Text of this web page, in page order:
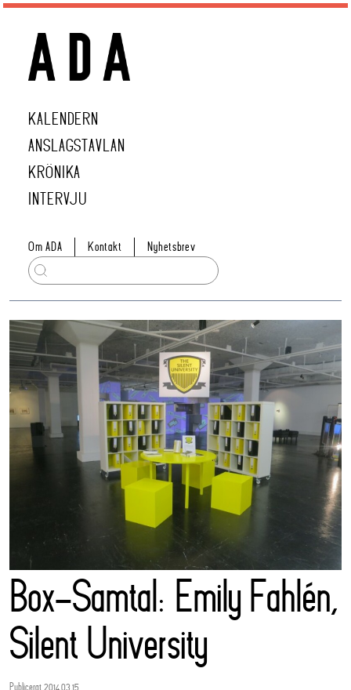
KALENDERN
ANSLAGSTAVLAN
KRÖNIKA
INTERVJU
Om ADA Kontakt Nyhetsbrev
Box-Samtal: Emily Fahlén,
Silent University
Publicerat 2014.03.15